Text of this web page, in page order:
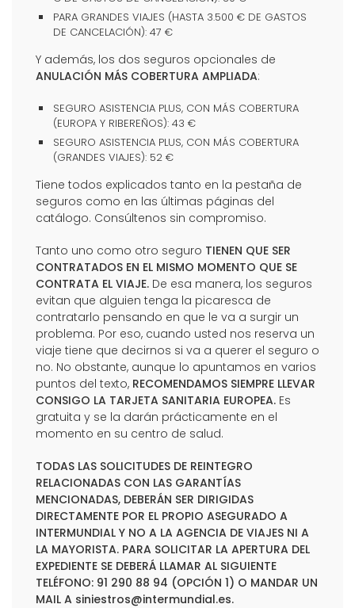
PARA GRANDES VIAJES (HASTA 3.500 € DE GASTOS
DE CANCELACIÓN): 47 €
Y además, los dos seguros opcionales de
ANULACIÓN MÁS COBERTURA AMPLIADA:
SEGURO ASISTENCIA PLUS, CON MÁS COBERTURA
(EUROPA Y RIBEREÑOS): 43 €
SEGURO ASISTENCIA PLUS, CON MÁS COBERTURA
(GRANDES VIAJES): 52 €
Tiene todos explicados tanto en la pestaña de
seguros como en las últimas páginas del
catálogo. Consúltenos sin compromiso.
Tanto uno como otro seguro TIENEN QUE SER
CONTRATADOS EN EL MISMO MOMENTO QUE SE
CONTRATA EL VIAJE. De esa manera, los seguros
evitan que alguien tenga la picaresca de
contratarlo pensando en que le va a surgir un
problema. Por eso, cuando usted nos reserva un
viaje tiene que decirnos si va a querer el seguro o
no. No obstante, aunque lo apuntamos en varios
puntos del texto, RECOMENDAMOS SIEMPRE LLEVAR
CONSIGO LA TARJETA SANITARIA EUROPEA. Es
gratuita y se la darán prácticamente en el
momento en su centro de salud.
TODAS LAS SOLICITUDES DE REINTEGRO
RELACIONADAS CON LAS GARANTÍAS
MENCIONADAS, DEBERÁN SER DIRIGIDAS
DIRECTAMENTE POR EL PROPIO ASEGURADO A
INTERMUNDIAL Y NO A LA AGENCIA DE VIAJES NI A
LA MAYORISTA. PARA SOLICITAR LA APERTURA DEL
EXPEDIENTE SE DEBERÁ LLAMAR AL SIGUIENTE
TELÉFONO: 91 290 88 94 (OPCIÓN 1) O MANDAR UN
MAIL A siniestros@intermundial.es.